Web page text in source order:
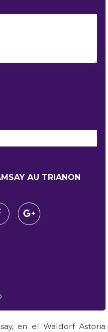
en el Waldorf Astoria